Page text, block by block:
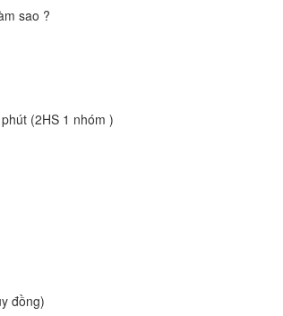
sao ?
(2HS 1 nhóm )
đồng)